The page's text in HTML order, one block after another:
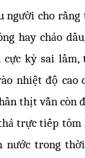
người cho
hay chảo
kỳ sai lầm,
nhiệt độ
thịt vẫn còn
trực tiếp tôm
nước trong